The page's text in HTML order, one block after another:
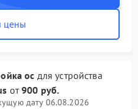
цены
ос для устройства
от900 руб.
дату 06.08.2026